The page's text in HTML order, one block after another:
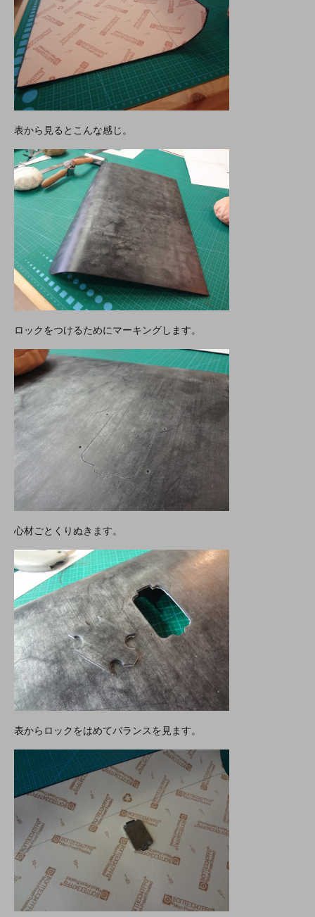
表から見るとこんな感じ。
ロックをつけるためにマーキングします。
心材ごとくりぬきます。
表からロックをはめてバランスを見ます。